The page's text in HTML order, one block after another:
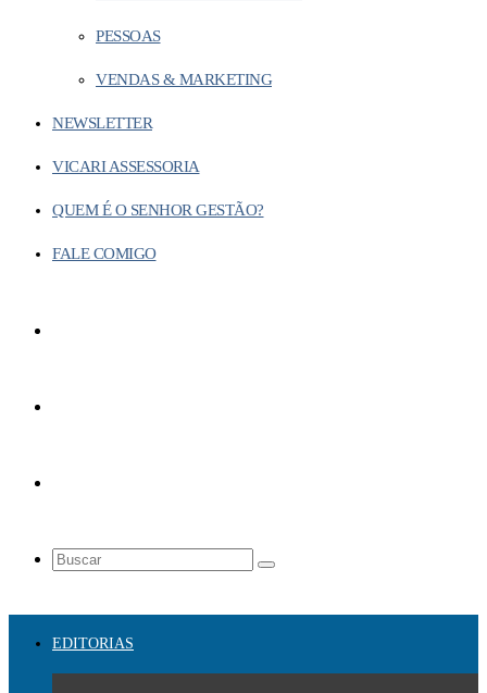
PESSOAS
VENDAS & MARKETING
NEWSLETTER
VICARI ASSESSORIA
QUEM É O SENHOR GESTÃO?
FALE COMIGO
EDITORIAS